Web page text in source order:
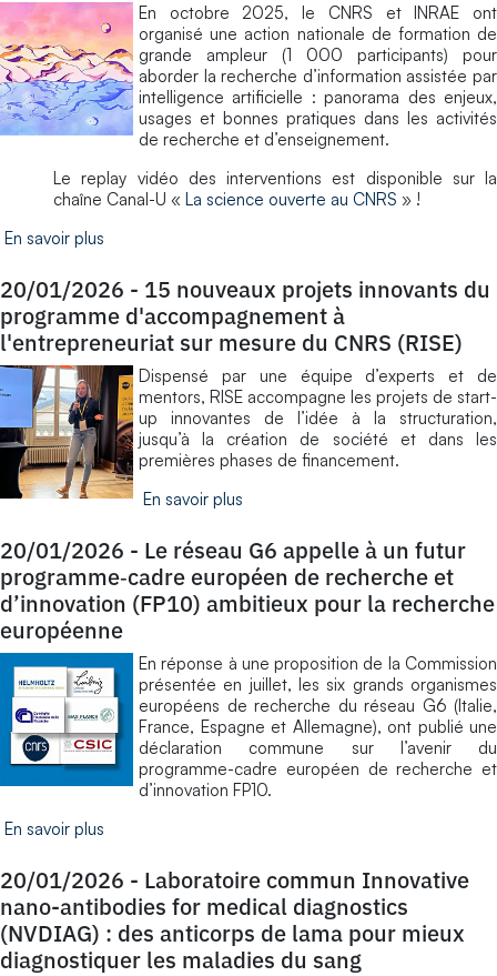
En octobre 2025, le CNRS et INRAE ont
organisé une action nationale de formation de
grande ampleur (1 000 participants) pour
aborder la recherche d’information assistée par
intelligence artificielle : panorama des enjeux,
usages et bonnes pratiques dans les activités
de recherche et d’enseignement.
Le replay vidéo des interventions est disponible sur la
chaîne Canal-U « La science ouverte au CNRS » !
En savoir plus
20/01/2026 - 15 nouveaux projets innovants du
programme d'accompagnement à
l'entrepreneuriat sur mesure du CNRS (RISE)
Dispensé par une équipe d’experts et de
mentors, RISE accompagne les projets de start-
up innovantes de l’idée à la structuration,
jusqu’à la création de société et dans les
premières phases de financement.
En savoir plus
20/01/2026 - Le réseau G6 appelle à un futur
programme‑cadre européen de recherche et
d’innovation (FP10) ambitieux pour la recherche
européenne
En réponse à une proposition de la Commission
présentée en juillet, les six grands organismes
européens de recherche du réseau G6 (Italie,
France, Espagne et Allemagne), ont publié une
déclaration commune sur l’avenir du
programme-cadre européen de recherche et
d’innovation FP10.
En savoir plus
20/01/2026 - Laboratoire commun Innovative
nano-antibodies for medical diagnostics
(NVDIAG) : des anticorps de lama pour mieux
diagnostiquer les maladies du sang